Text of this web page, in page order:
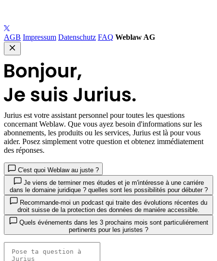
AGB Impressum Datenschutz FAQ Weblaw AG
Jurius est votre assistant personnel pour toutes les questions
concernant Weblaw. Que vous ayez besoin d'informations sur les
abonnements, les produits ou les services, Jurius est là pour vous
aider. Posez simplement votre question et obtenez immédiatement
des réponses.
C'est quoi Weblaw au juste ?
Je viens de terminer mes études et je m'intéresse à une carriére
dans le domaine juridique ? quelles sont les possibilités pour débuter ?
droit suisse de la protection des données de maniére accessible.
Quels événements dans les 3 prochains mois sont particuliérement
pertinents pour les juristes ?